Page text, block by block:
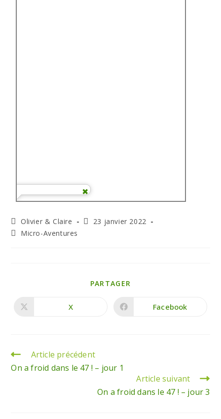
Olivier & Claire
23 janvier 2022
Micro-Aventures
PARTAGER
X Facebook
Article précédent
On a froid dans le 47 ! – jour 1
Article suivant
On a froid dans le 47 ! – jour 3